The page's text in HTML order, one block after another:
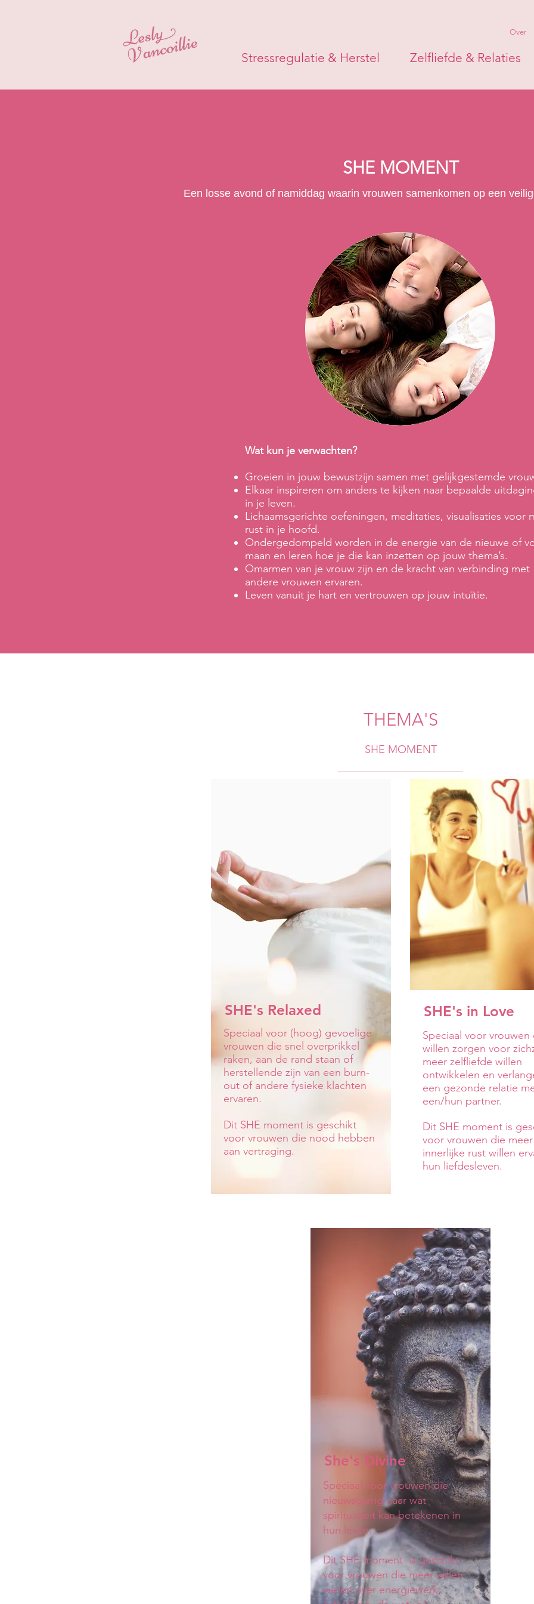
Over
Stressregulatie & Herstel Zelfliefde & Relaties
SHE MOMENT
​Een losse avond of namiddag waarin vrouwen samenkomen op een
Wat kun je verwachten?
Groeien in jouw bewustzijn samen met gelijkgestemde
Elkaar inspireren om anders te kijken naar bepaalde
in je leven.
Lichaamsgerichte oefeningen, meditaties, visualisaties voor
rust in je hoofd.
Ondergedompeld worden in de energie van de nieuwe of
maan en leren hoe je die kan inzetten op jouw thema’s.
Omarmen van je vrouw zijn en de kracht van verbinding met
andere vrouwen ervaren.
Leven vanuit je hart en vertrouwen op jouw intuïtie.
THEMA'S
SHE MOMENT
SHE's Relaxed
Speciaal voor (hoog) gevoelige
vrouwen die snel overprikkel
raken, aan de rand staan of
herstellende zijn van een burn-
out of andere fysieke klachten
ervaren.
Dit SHE moment is geschikt
voor vrouwen die nood hebben
aan vertraging.
SHE's in Love
​Speciaal voor
willen zorgen voor
meer zelfliefde willen
ontwikkelen en
een gezonde relatie
een/hun partner.
Dit SHE moment is
voor vrouwen die meer
innerlijke rust willen
hun liefdesleven.
She's Divine
Speciaal voor vrouwen die
nieuwsgierig naar wat
spiritualteit kan betekenen in
hun leven.
Dit SHE moment is geschikt
voor vrouwen die meer willen
weten over energiewerk,